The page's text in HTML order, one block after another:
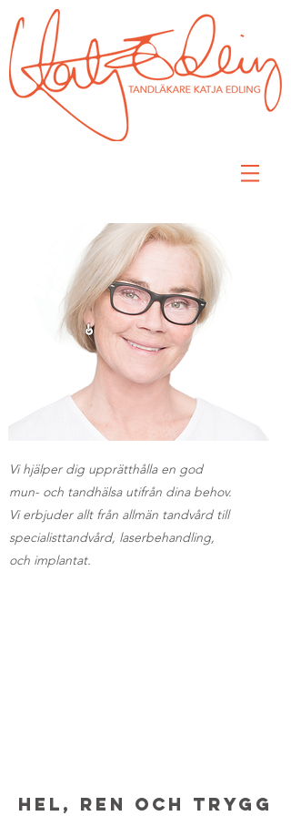
Vi hjälper dig upprätthålla en god
mun- och tandhälsa utifrån dina behov.
Vi erbjuder allt från allmän tandvård till
specialisttandvård, laserbehandling,
och implantat.
HEL, REN och trygg